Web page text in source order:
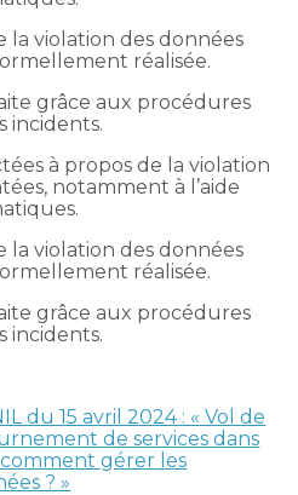
la violation des données
réalisée.
grâce aux procédures
incidents.
à propos de la violation
notamment à l’aide
la violation des données
réalisée.
grâce aux procédures
incidents.
du 15 avril 2024 : « Vol de
de services dans
comment gérer les
? »